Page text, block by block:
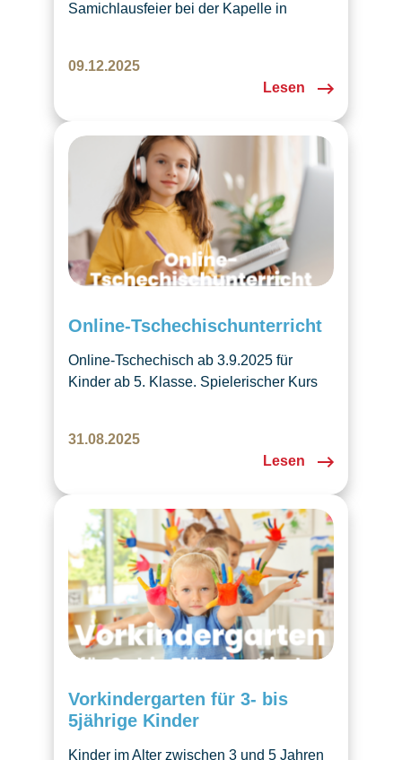
Samichlausfeier bei der Kapelle in
09.12.2025
Lesen
Online-Tschechischunterricht
Online-Tschechisch ab 3.9.2025 für
Kinder ab 5. Klasse. Spielerischer Kurs
31.08.2025
Lesen
Vorkindergarten für 3- bis
5jährige Kinder
Kinder im Alter zwischen 3 und 5 Jahren